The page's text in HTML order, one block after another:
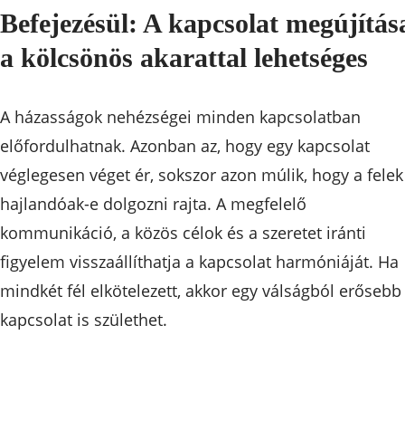
Befejezésül: A kapcsolat
a kölcsönös akarattal lehetséges
A házasságok nehézségei minden kapcsolatban
előfordulhatnak. Azonban az, hogy egy kapcsolat
véglegesen véget ér, sokszor azon múlik, hogy a felek
hajlandóak-e dolgozni rajta. A megfelelő
kommunikáció, a közös célok és a szeretet iránti
figyelem visszaállíthatja a kapcsolat harmóniáját. Ha
mindkét fél elkötelezett, akkor egy válságból erősebb
kapcsolat is születhet.